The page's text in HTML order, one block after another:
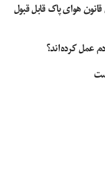
هوای پاک قابل قبول
عمل کرده‌اند؟